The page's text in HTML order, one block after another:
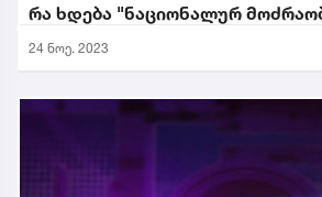
რა ხდება "ნაციონალურ
24 ნოე. 2023